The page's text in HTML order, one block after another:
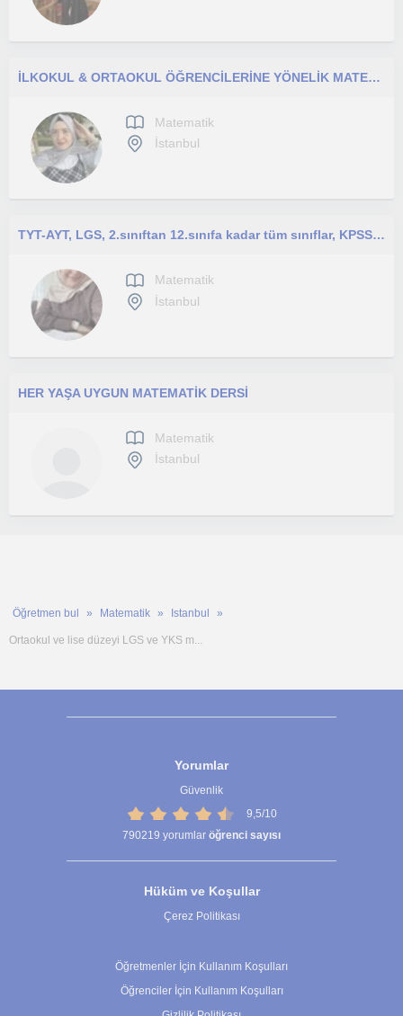
İLKOKUL & ORTAOKUL ÖĞRENCİLERİNE YÖNELİK MATEMATİK ÖZEL DERS
Matematik
İstanbul
TYT-AYT, LGS, 2.sınıftan 12.sınıfa kadar tüm sınıflar, KPSS, DGS her sınav grubu ve yaşa uygun Matematik/Geometri özel ders
Matematik
İstanbul
HER YAŞA UYGUN MATEMATİK DERSİ
Matematik
İstanbul
Öğretmen bul Matematik Istanbul
Ortaokul ve lise düzeyi LGS ve YKS m...
Yorumlar
Güvenlik
9,5/10
790219 yorumlar öğrenci sayısı
Hüküm ve Koşullar
Çerez Politikası
Öğretmenler İçin Kullanım Koşulları
Öğrenciler İçin Kullanım Koşulları